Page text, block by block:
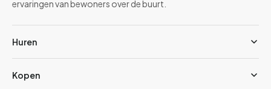
ervaringen van bewoners over de buurt.
Huren
Kopen